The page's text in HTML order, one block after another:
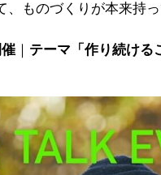
、ものづくりが本来持
｜ テーマ「作り続ける